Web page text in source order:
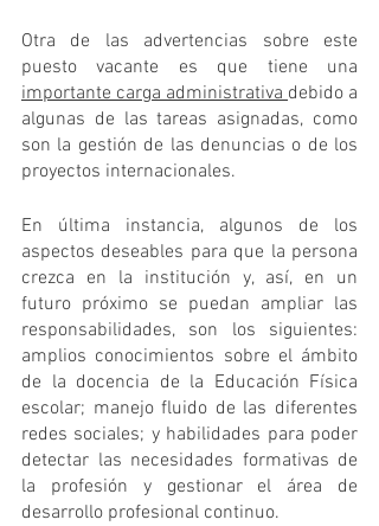
Otra de las advertencias sobre este
importante carga administrativa debido a
algunas de las tareas asignadas, como
son la gestión de las denuncias o de los
proyectos internacionales.
En última instancia, algunos de los
aspectos deseables para que la persona
crezca en la institución y, así, en un
futuro próximo se puedan ampliar las
responsabilidades, son los siguientes:
amplios conocimientos sobre el ámbito
de la docencia de la Educación Física
escolar; manejo fluido de las diferentes
redes sociales; y habilidades para poder
detectar las necesidades formativas de
la profesión y gestionar el área de
desarrollo profesional continuo.